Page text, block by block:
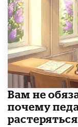
​Вам не
почему
растеряться